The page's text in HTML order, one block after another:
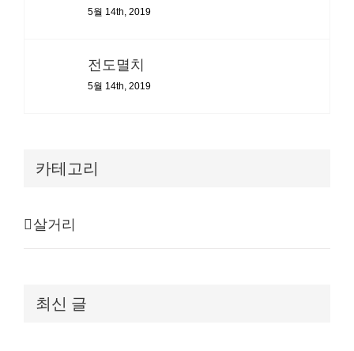
5월 14th, 2019
전도멸치
5월 14th, 2019
카테고리
살거리
최신 글